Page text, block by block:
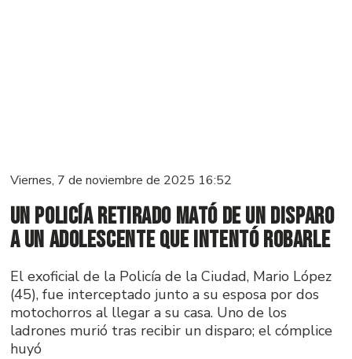
Viernes, 7 de noviembre de 2025 16:52
Un policía retirado mató de un disparo
a un adolescente que intentó robarle
El exoficial de la Policía de la Ciudad, Mario López
(45), fue interceptado junto a su esposa por dos
motochorros al llegar a su casa. Uno de los
ladrones murió tras recibir un disparo; el cómplice
huyó